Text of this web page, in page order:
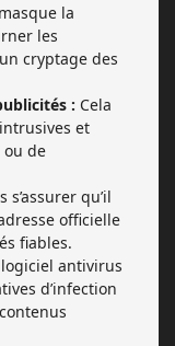
la
les
cryptage des
: Cela
et
de
s’assurer qu’il
officielle
fiables.
antivirus
d’infection